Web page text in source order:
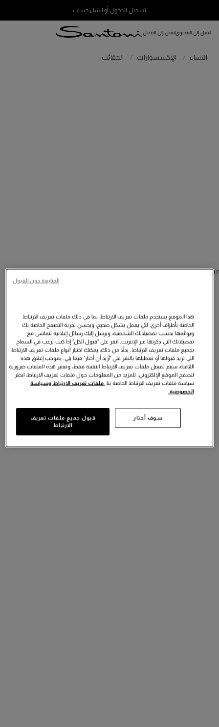
تسجيل الدخول أو إنشاء حساب
انتقل إلى المحتوىانتقل إلى التذييل
النساء الإكسسوارات الحقائب
عرض منتجات مشابهة
هذا الموقع يستخدم ملفات تعريف الارتباط، بما في ذلك ملفات تعريف الارتباط
الخاصة بأطراف أخرى، لكي يعمل بشكل صحيح، ويحسن تجربة التصفح الخاصة بك
ويوائمها بحسب تفضيلاتك الشخصية، ويرسل إليك رسائل إعلانية تتماشى مع
تفضيلاتك التي ذكرتها عبر الإنترنت. انقر على "قبول الكل" إذا كنت ترغب في السماح
بجميع ملفات تعريف الارتباط. بدلاً من ذلك، يمكنك اختيار أنواع ملفات تعريف الارتباط
التي تريد قبولها أو تعطيلها بالنقر على "أريد أن أختار" فيما يلي. بموجب إغلاق هذه
اللافتة، سيتم تفعيل ملفات تعريف الارتباط التقنية فقط، وتعتبر هذه الملفات ضرورية
لتصفح الموقع الإلكتروني. للمزيد من المعلومات حول ملفات تعريف الارتباط، انظر
سياسة ملفات تعريف الارتباط الخاصة بنا. ملفات تعريف الارتباط وسياسة
الخصوصية.
سوف أختار
قبول جميع ملفات تعريف
الارتباط
المتابعة دون القبول